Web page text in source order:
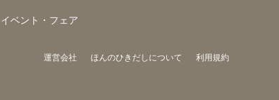
イベント・フェア
運営会社 ほんのひきだしについて 利用規約